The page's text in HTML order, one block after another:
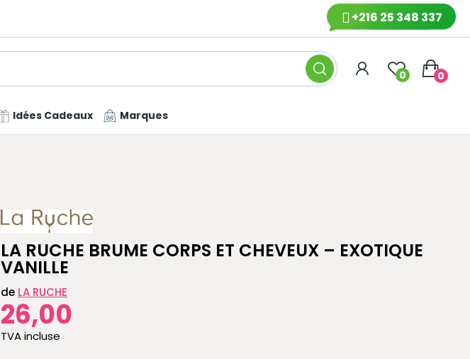
+216 25 348 337
0 0
Idées Cadeaux Marques
LA RUCHE BRUME CORPS ET CHEVEUX – EXOTIQUE
VANILLE
de LA RUCHE
26,00
TVA incluse